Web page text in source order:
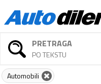
PRETRAGA
PO TEKSTU
Automobili